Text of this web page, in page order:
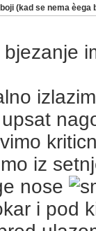
(kad se nema èega
bjezanje
iz
nose
i pod